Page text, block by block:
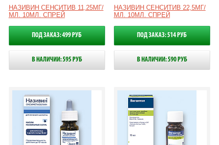
НАЗИВИН СЕНСИТИВ 11,25МГ/
МЛ. 10МЛ. СПРЕЙ
ПОД ЗАКАЗ: 499 РУБ
В НАЛИЧИИ: 595 РУБ
НАЗИВИН СЕНСИТИВ 22,5МГ/
МЛ. 10МЛ. СПРЕЙ
ПОД ЗАКАЗ: 514 РУБ
В НАЛИЧИИ: 590 РУБ